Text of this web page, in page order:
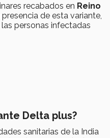
recabados en Reino
de esta variante,
personas infectadas
Delta plus?
sanitarias de la India